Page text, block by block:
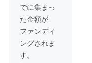
いに関
して
は、別
途メー
ルでご
案内し
決済頂
があり
ます。
お支払
しま
す。 ※
有効期
限：
2020年
12月末
煎をよ
り詳し
く、理
解を深
めたい
方向
でに集まっ
た金額が
ファンディ
ングされま
す。